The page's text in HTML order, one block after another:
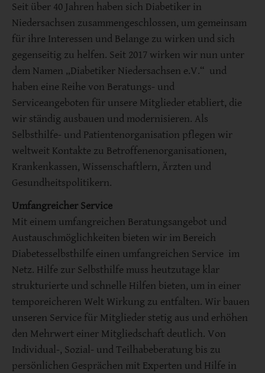
Seit über 40 Jahren haben sich Diabetiker in
Niedersachsen zusammengeschlossen, um gemeinsam
für ihre Interessen und Belange zu wirken und sich
gegenseitig zu helfen. Seit 2017 wirken wir nun unter
dem Namen „Diabetiker Niedersachsen e.V.“ und
haben eine Reihe von Beratungs- und
Serviceangeboten für unsere Mitglieder etabliert, die
wir ständig ausbauen und modernisieren. Als
Selbsthilfe- und Patientenorganisation pflegen wir
weltweit Kontakte zu Betroffenenorganisationen,
Krankenkassen, Wissenschaftlern, Ärzten und
Gesundheitspolitikern.
Umfangreicher Service
Mit einem umfangreichen Beratungsangebot und
Austauschmöglichkeiten bieten wir im Bereich
Diabetesselbsthilfe einen umfangreichen Service im
Netz. Hilfe zur Selbsthilfe muss heutzutage klar
strukturierte und schnelle Hilfen bieten, um in einer
temporeicheren Welt Wirkung zu entfalten. Wir bauen
unseren Service für Mitglieder stetig aus und erhöhen
den Mehrwert einer Mitgliedschaft deutlich. Von
Individual-, Sozial- und Teilhabeberatung bis zu
persönlichen Gesprächen mit Experten und Hilfe in